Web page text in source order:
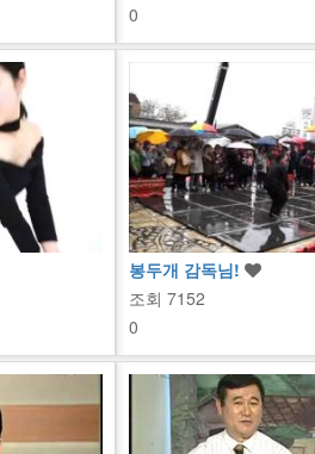
0
봉두개 감독님!
조회7152
0